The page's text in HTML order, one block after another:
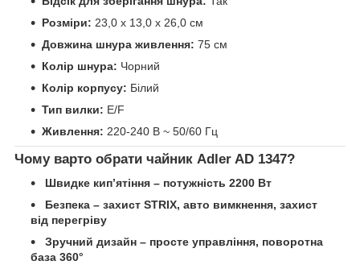
Розміри: 23,0 х 13,0 х 26,0 см
Довжина шнура живлення: 75 см
Колір шнура: Чорний
Колір корпусу: Білий
Тип вилки: E/F
Живлення: 220-240 В ~ 50/60 Гц
Чому варто обрати чайник Adler AD 1347?
Швидке кип’ятіння – потужність 2200 Вт
Безпека – захист STRIX, авто вимкнення, захист
від перегріву
Зручний дизайн – просте управління, поворотна
база 360°